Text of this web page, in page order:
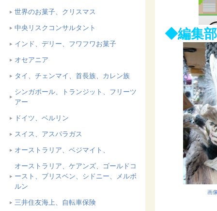
世界のお菓子、クリスマス
中央リスクコンサルタント
インド、デリー、フワフワお菓子
オセアニア
タイ、チェンマイ、首長族、カレン族
シンガポール、トランジット、フリーツ
アー
ドイツ、ベルリン
スイス、アスパラガス
オーストラリア、ベジマイト、
オーストラリア、ケアンズ、ゴールドコ
ースト、ブリスベン、シドニー、メルボ
ルン
三井住友海上、自転車保険
◆編集
画